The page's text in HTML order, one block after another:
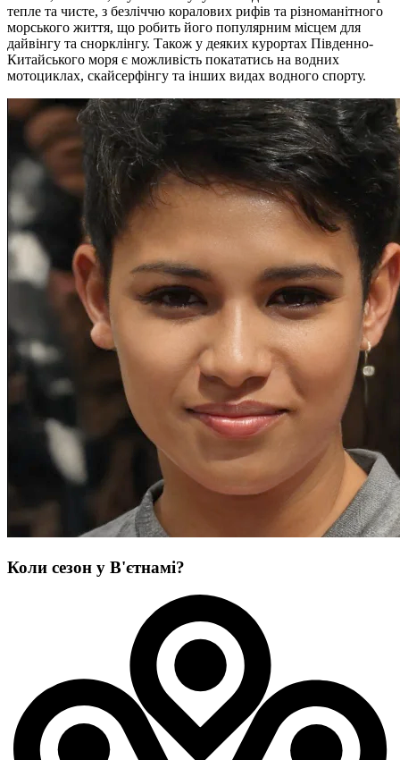
тепле та чисте, з безліччю коралових рифів та різноманітного
морського життя, що робить його популярним місцем для
дайвінгу та снорклінгу. Також у деяких курортах Південно-
Китайського моря є можливість покататись на водних
мотоциклах, скайсерфінгу та інших видах водного спорту.
Коли сезон у В'єтнамі?